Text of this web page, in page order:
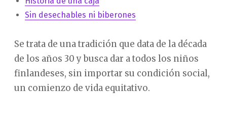
Sin desechables ni biberones
Se trata de una tradición que data de la década
de los años 30 y busca dar a todos los niños
finlandeses, sin importar su condición social,
un comienzo de vida equitativo.